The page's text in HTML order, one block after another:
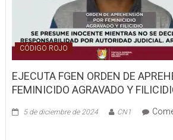
CÓDIGO ROJO
EJECUTA FGEN ORDEN DE
FEMINICIDO AGRAVADO Y
5 de diciembre de 2024 CN1